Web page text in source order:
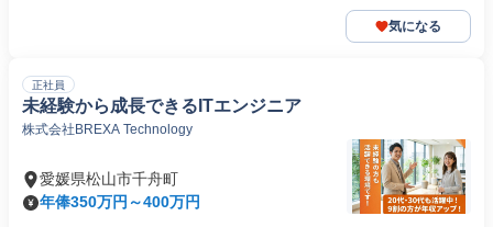
気になる
正社員
未経験から成長できるITエンジニア
株式会社BREXA Technology
愛媛県松山市千舟町
年俸350万円～400万円